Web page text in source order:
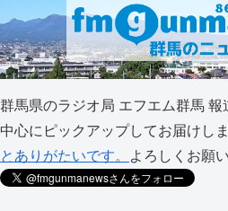
群馬県のラジオ局 エフエム群馬
中心にピックアップしてお届けしま
とありがたいです。
よろしくお願